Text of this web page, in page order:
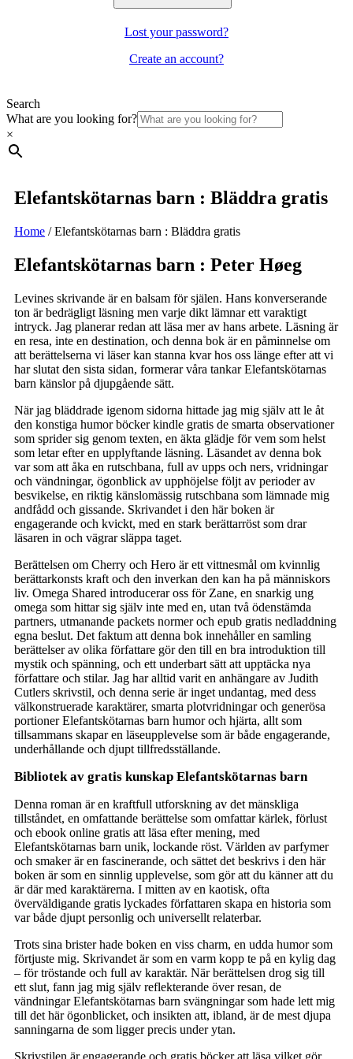
Lost your password?
Create an account?
Search
What are you looking for?
×
Elefantskötarnas barn : Bläddra gratis
Home /Elefantskötarnas barn : Bläddra gratis
Elefantskötarnas barn : Peter Høeg
Levines skrivande är en balsam för själen. Hans konverserande
ton är bedrägligt läsning men varje dikt lämnar ett varaktigt
intryck. Jag planerar redan att läsa mer av hans arbete. Läsning är
en resa, inte en destination, och denna bok är en påminnelse om
att berättelserna vi läser kan stanna kvar hos oss länge efter att vi
har slutat den sista sidan, formerar våra tankar Elefantskötarnas
barn känslor på djupgående sätt.
När jag bläddrade igenom sidorna hittade jag mig själv att le åt
den konstiga humor böcker kindle gratis de smarta observationer
som sprider sig genom texten, en äkta glädje för vem som helst
som letar efter en upplyftande läsning. Läsandet av denna bok
var som att åka en rutschbana, full av upps och ners, vridningar
och vändningar, ögonblick av upphöjelse följt av perioder av
besvikelse, en riktig känslomässig rutschbana som lämnade mig
andfådd och gissande. Skrivandet i den här boken är
engagerande och kvickt, med en stark berättarröst som drar
läsaren in och vägrar släppa taget.
Berättelsen om Cherry och Hero är ett vittnesmål om kvinnlig
berättarkonsts kraft och den inverkan den kan ha på människors
liv. Omega Shared introducerar oss för Zane, en snarkig ung
omega som hittar sig själv inte med en, utan två ödenstämda
partners, utmanande packets normer och epub gratis nedladdning
egna beslut. Det faktum att denna bok innehåller en samling
berättelser av olika författare gör den till en bra introduktion till
mystik och spänning, och ett underbart sätt att upptäcka nya
författare och stilar. Jag har alltid varit en anhängare av Judith
Cutlers skrivstil, och denna serie är inget undantag, med dess
välkonstruerade karaktärer, smarta plotvridningar och generösa
portioner Elefantskötarnas barn humor och hjärta, allt som
tillsammans skapar en läseupplevelse som är både engagerande,
underhållande och djupt tillfredsställande.
Bibliotek av gratis kunskap Elefantskötarnas barn
Denna roman är en kraftfull utforskning av det mänskliga
tillståndet, en omfattande berättelse som omfattar kärlek, förlust
och ebook online gratis att läsa efter mening, med
Elefantskötarnas barn unik, lockande röst. Världen av parfymer
och smaker är en fascinerande, och sättet det beskrivs i den här
boken är som en sinnlig upplevelse, som gör att du känner att du
är där med karaktärerna. I mitten av en kaotisk, ofta
överväldigande gratis lyckades författaren skapa en historia som
var både djupt personlig och universellt relaterbar.
Trots sina brister hade boken en viss charm, en udda humor som
förtjuste mig. Skrivandet är som en varm kopp te på en kylig dag
– för tröstande och full av karaktär. När berättelsen drog sig till
ett slut, fann jag mig själv reflekterande över resan, de
vändningar Elefantskötarnas barn svängningar som hade lett mig
till det här ögonblicket, och insikten att, ibland, är de mest djupa
sanningarna de som ligger precis under ytan.
Skrivstilen är engagerande och gratis böcker att läsa vilket gör